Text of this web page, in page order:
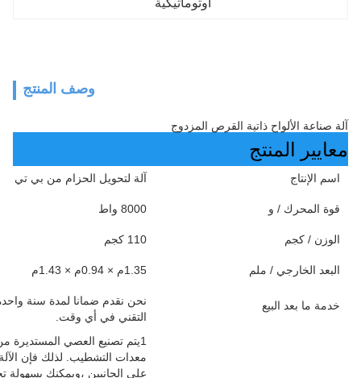
أوتوماتيكية
وصف المنتج
آلة صناعة الألواح ذاتية القرص المزدوج
معايير المنتج
اسم الإنتاج آلة لتحويل الحزام من بي تي
قوة المحرك / و 8000 واط
الوزن / كجم 110 كجم
البعد الخارجي / ملم 1.35م × 0.94م × 1.43م
خدمة ما بعد البيع
نحن نقدم ضمانا لمدة سنة
التقني في أي وقت.
1يتم تصنيع العصي المستديرة
معدات التشطيب. لذلك فإن
على الجانبين ،ويمكنك بسهولة